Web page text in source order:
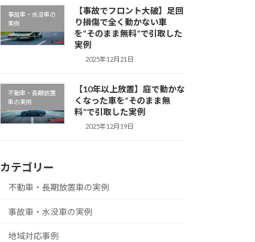
事故車・水没車の
実例
【事故でフロント大破】足回
り損傷で全く動かない車
を“そのまま無料”で引取した
実例
2025年12月21日
不動車・長期放置
車の実例
【10年以上放置】庭で動かな
くなった車を“そのまま無
料”で引取した実例
2025年12月19日
カテゴリー
不動車・長期放置車の実例
事故車・水没車の実例
地域対応事例